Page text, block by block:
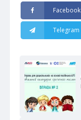
Facebook
Telegram